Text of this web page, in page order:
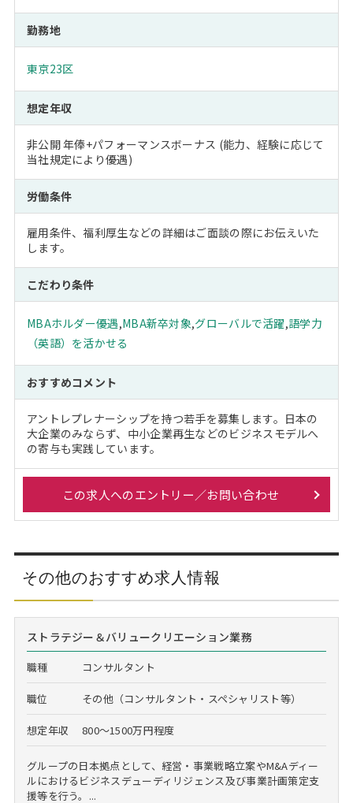
勤務地
東京23区
想定年収
非公開 年俸+パフォーマンスボーナス (能力、経験に応じて
当社規定により優遇)
労働条件
雇用条件、福利厚生などの詳細はご面談の際にお伝えいた
します。
こだわり条件
MBAホルダー優遇,MBA新卒対象,グローバルで活躍,語学力
（英語）を活かせる
おすすめコメント
アントレプレナーシップを持つ若手を募集します。日本の
大企業のみならず、中小企業再生などのビジネスモデルへ
の寄与も実践しています。
この求人へのエントリー／お問い合わせ
その他のおすすめ求人情報
ストラテジー＆バリュークリエーション業務
職種 コンサルタント
職位 その他（コンサルタント・スペシャリスト等）
想定年収 800～1500万円程度
グループの日本拠点として、経営・事業戦略立案やM&Aディー
ルにおけるビジネスデューディリジェンス及び事業計画策定支
援等を行う。...